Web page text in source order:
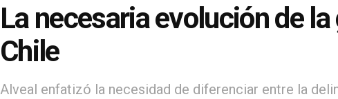
La necesaria evolución de
Chile
Alveal enfatizó la necesidad de diferenciar entre la